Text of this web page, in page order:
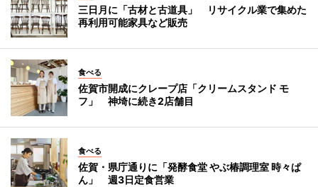
三日月に「古材と古道具」 リサイクル業で集めた
再利用可能家具など販売
食べる
佐賀市開成にクレープ店「クリームスタンド モ
フ」 神埼に続き2店舗目
食べる
佐賀・県庁通りに「発酵食堂 やぶ椿調理室 時々ぱ
ん」 週3日定食営業